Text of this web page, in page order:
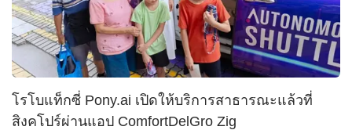
โรโบแท็กซี่ Pony.ai เปิดให้บริการสาธารณะแล้วที่
สิงคโปร์ผ่านแอป ComfortDelGro Zig